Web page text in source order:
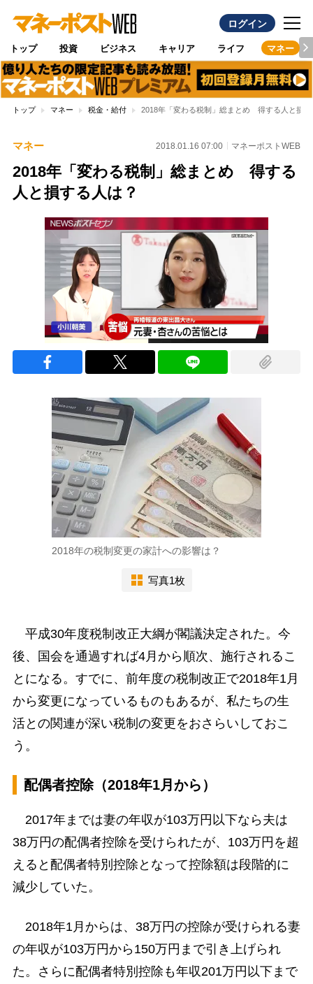
ログイン
トップ 投資 ビジネス キャリア ライフ マネー
トップ マネー 税金・給付 2018年「変わる税制」総まとめ 得する人と損す
マネー 2018.01.16 07:00 マネーポストWEB
2018年「変わる税制」総まとめ 得する
人と損する人は？
2018年の税制変更の家計への影響は？
写真1枚
平成30年度税制改正大綱が閣議決定された。今
後、国会を通過すれば4月から順次、施行されるこ
とになる。すでに、前年度の税制改正で2018年1月
から変更になっているものもあるが、私たちの生
活との関連が深い税制の変更をおさらいしておこ
う。
配偶者控除（2018年1月から）
2017年までは妻の年収が103万円以下なら夫は
38万円の配偶者控除を受けられたが、103万円を超
えると配偶者特別控除となって控除額は段階的に
減少していた。
2018年1月からは、38万円の控除が受けられる妻
の年収が103万円から150万円まで引き上げられ
た。さらに配偶者特別控除も年収201万円以下まで